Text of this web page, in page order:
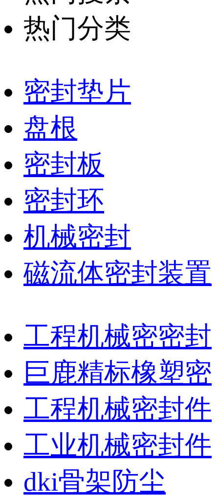
热门分类
密封垫片
盘根
密封板
密封环
机械密封
磁流体密封装置
工程机械密密封
巨鹿精标橡塑密
工程机械密封件
工业机械密封件
dki骨架防尘